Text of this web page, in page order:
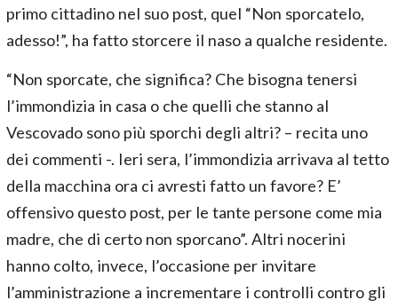
primo cittadino nel suo post, quel “Non sporcatelo,
adesso!”, ha fatto storcere il naso a qualche residente.
“Non sporcate, che significa? Che bisogna tenersi
l’immondizia in casa o che quelli che stanno al
Vescovado sono più sporchi degli altri? – recita uno
dei commenti -. Ieri sera, l’immondizia arrivava al tetto
della macchina ora ci avresti fatto un favore? E’
offensivo questo post, per le tante persone come mia
madre, che di certo non sporcano”. Altri nocerini
hanno colto, invece, l’occasione per invitare
l’amministrazione a incrementare i controlli contro gli